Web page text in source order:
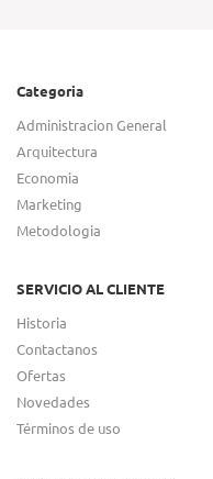
Categoria
Administracion General
Arquitectura
Economia
Marketing
Metodologia
SERVICIO AL CLIENTE
Historia
Contactanos
Ofertas
Novedades
Términos de uso